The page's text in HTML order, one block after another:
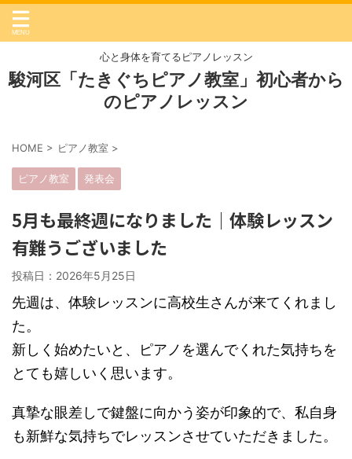
心と身体を育てるピアノレッスン
駿河区「たきぐちピアノ教室」初心者から
のピアノレッスン
HOME > ピアノ教室 >
ピアノ教室 発表会
5月も最終週になりました｜体験レッスン
有難うございました
投稿日：2026年5月25日
先週は、体験レッスンに高校生さんが来てくれまし
た。
新しく始めたいと、ピアノを選んでくれた気持ちを
とても嬉しいく思います。
真摯な眼差しで鍵盤に向かう姿が印象的で、私自身
も新鮮な気持ちでレッスンさせていただきました。